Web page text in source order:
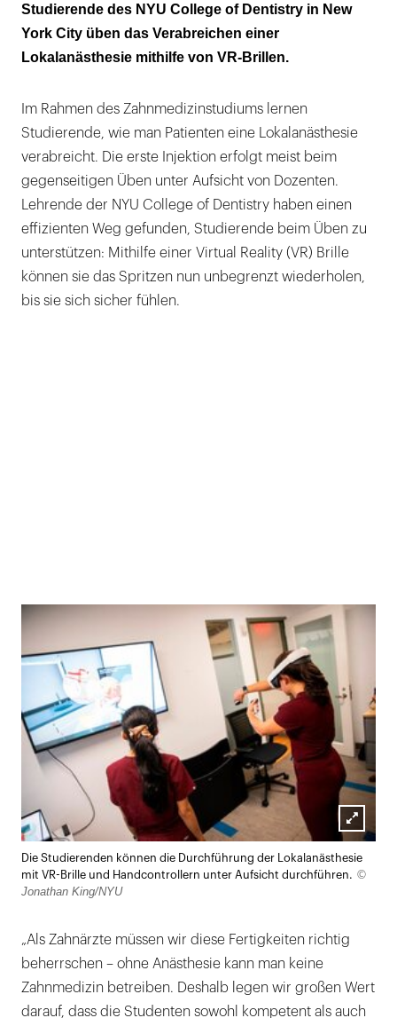
Studierende des NYU College of Dentistry in New
York City üben das Verabreichen einer
Lokalanästhesie mithilfe von VR-Brillen.
Im Rahmen des Zahnmedizinstudiums lernen
Studierende, wie man Patienten eine Lokalanästhesie
verabreicht. Die erste Injektion erfolgt meist beim
gegenseitigen Üben unter Aufsicht von Dozenten.
Lehrende der NYU College of Dentistry haben einen
effizienten Weg gefunden, Studierende beim Üben zu
unterstützen: Mithilfe einer Virtual Reality (VR) Brille
können sie das Spritzen nun unbegrenzt wiederholen,
bis sie sich sicher fühlen.
öffnen
Die Studierenden können die Durchführung der Lokalanästhesie
mit VR-Brille und Handcontrollern unter Aufsicht durchführen. ©
Jonathan King/NYU
„Als Zahnärzte müssen wir diese Fertigkeiten richtig
beherrschen – ohne Anästhesie kann man keine
Zahnmedizin betreiben. Deshalb legen wir großen Wert
darauf, dass die Studenten sowohl kompetent als auch